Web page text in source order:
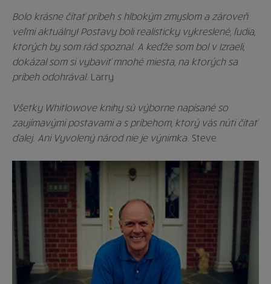
Bolo krásne čítať príbeh s hlbokým zmyslom a zároveň
veľmi aktuálny! Postavy boli realisticky vykreslené, ľudia,
ktorých by som rád spoznal. A keďže som bol v Izraeli,
dokázal som si vybaviť mnohé miesta, na ktorých sa
príbeh odohrával. Larry
Všetky Whitlowove knihy sú výborne napísané so
zaujímavými postavami a s príbehom, ktorý vás núti čítať
ďalej. Ani Vyvolený národ nie je výnimka. Steve